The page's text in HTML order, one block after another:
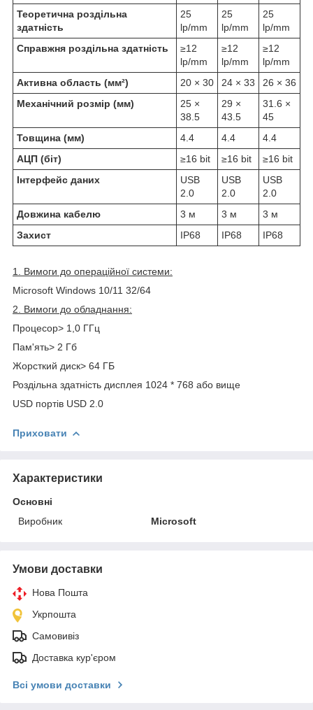
Теоретична роздільна
здатність
25
lp/mm
25
lp/mm
25
lp/mm
Справжня роздільна здатність
≥12
lp/mm
≥12
lp/mm
≥12
lp/mm
Активна область (мм²)
20 × 30 24 × 33
26 × 36
Механічний розмір (мм)
25 ×
38.5
29 ×
43.5
31.6 ×
45
Товщина (мм)
4.4 4.4
4.4
АЦП (біт)
≥16 bit ≥16 bit
≥16 bit
Інтерфейс даних
USB
2.0
USB
2.0
USB
2.0
Довжина кабелю
3 м 3 м
3 м
Захист
IP68 IP68 IP68
1. Вимоги до операційної системи:
Microsoft Windows 10/11 32/64
2. Вимоги до обладнання:
Процесор> 1,0 ГГц
Пам'ять> 2 Гб
Жорсткий диск> 64 ГБ
Роздільна здатність дисплея 1024 * 768 або вище
USD портів USD 2.0
Приховати
Характеристики
Основні
Виробник
Microsoft
Умови доставки
Нова Пошта
Укрпошта
Самовивіз
Доставка кур'єром
Всі умови доставки